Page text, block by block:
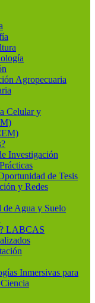
Agropecuaria
Celular y
Investigación
de Tesis
y Redes
de Agua y Suelo
LABCAS
Inmersivas para